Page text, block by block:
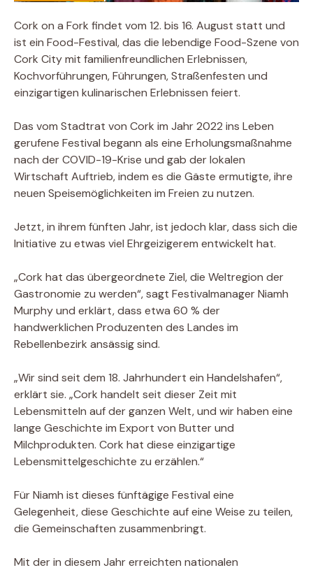
Cork on a Fork findet vom 12. bis 16. August statt und
ist ein Food-Festival, das die lebendige Food-Szene von
Cork City mit familienfreundlichen Erlebnissen,
Kochvorführungen, Führungen, Straßenfesten und
einzigartigen kulinarischen Erlebnissen feiert.
Das vom Stadtrat von Cork im Jahr 2022 ins Leben
gerufene Festival begann als eine Erholungsmaßnahme
nach der COVID-19-Krise und gab der lokalen
Wirtschaft Auftrieb, indem es die Gäste ermutigte, ihre
neuen Speisemöglichkeiten im Freien zu nutzen.
Jetzt, in ihrem fünften Jahr, ist jedoch klar, dass sich die
Initiative zu etwas viel Ehrgeizigerem entwickelt hat.
„Cork hat das übergeordnete Ziel, die Weltregion der
Gastronomie zu werden“, sagt Festivalmanager Niamh
Murphy und erklärt, dass etwa 60 % der
handwerklichen Produzenten des Landes im
Rebellenbezirk ansässig sind.
„Wir sind seit dem 18. Jahrhundert ein Handelshafen“,
erklärt sie. „Cork handelt seit dieser Zeit mit
Lebensmitteln auf der ganzen Welt, und wir haben eine
lange Geschichte im Export von Butter und
Milchprodukten. Cork hat diese einzigartige
Lebensmittelgeschichte zu erzählen.“
Für Niamh ist dieses fünftägige Festival eine
Gelegenheit, diese Geschichte auf eine Weise zu teilen,
die Gemeinschaften zusammenbringt.
Mit der in diesem Jahr erreichten nationalen